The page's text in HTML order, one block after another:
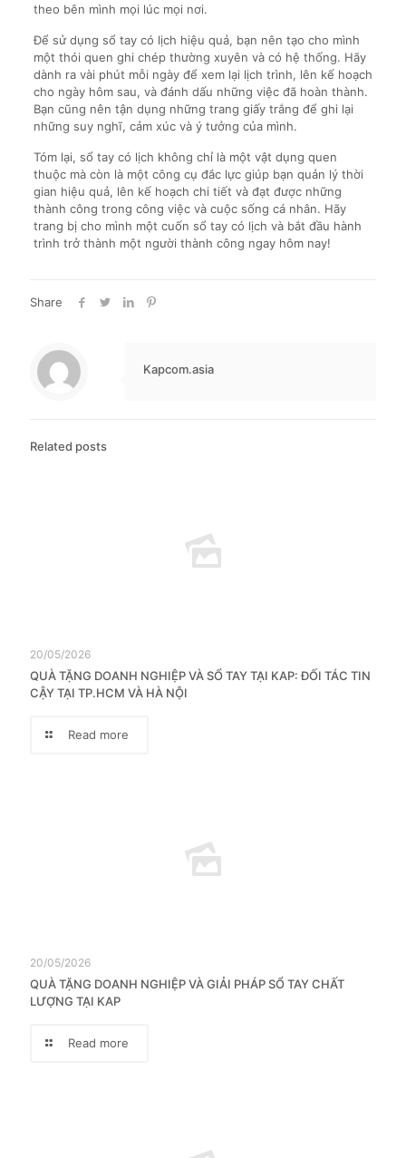
theo bên mình mọi lúc mọi nơi.
Để sử dụng sổ tay có lịch hiệu quả, bạn nên tạo cho mình
một thói quen ghi chép thường xuyên và có hệ thống. Hãy
dành ra vài phút mỗi ngày để xem lại lịch trình, lên kế hoạch
cho ngày hôm sau, và đánh dấu những việc đã hoàn thành.
Bạn cũng nên tận dụng những trang giấy trắng để ghi lại
những suy nghĩ, cảm xúc và ý tưởng của mình.
Tóm lại, sổ tay có lịch không chỉ là một vật dụng quen
thuộc mà còn là một công cụ đắc lực giúp bạn quản lý thời
gian hiệu quả, lên kế hoạch chi tiết và đạt được những
thành công trong công việc và cuộc sống cá nhân. Hãy
trang bị cho mình một cuốn sổ tay có lịch và bắt đầu hành
trình trở thành một người thành công ngay hôm nay!
Share
Kapcom.asia
Related posts
20/05/2026
QUÀ TẶNG DOANH NGHIỆP VÀ SỔ TAY TẠI KAP: ĐỐI TÁC TIN
CẬY TẠI TP.HCM VÀ HÀ NỘI
Read more
20/05/2026
QUÀ TẶNG DOANH NGHIỆP VÀ GIẢI PHÁP SỔ TAY CHẤT
LƯỢNG TẠI KAP
Read more